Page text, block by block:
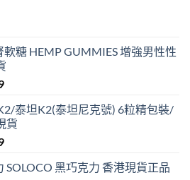
糖 HEMP GUMMIES 增強男性性
Price
$459
through
$1329
泰坦K2(泰坦尼克號) 6粒精包裝/
貨
Price
$529
SOLOCO 黑巧克力 香港現貨正品